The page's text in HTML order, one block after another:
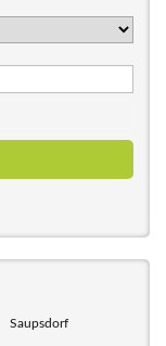
Saupsdorf